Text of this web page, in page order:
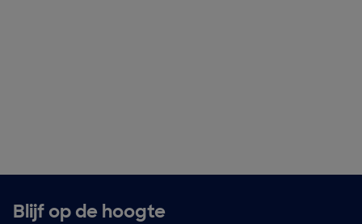
Blijf op de hoogte